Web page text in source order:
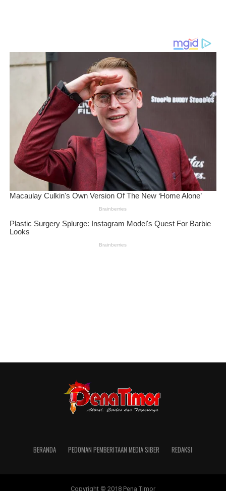
BERANDA PEDOMAN PEMBERITAAN MEDIA SIBER REDAKSI
Copyright © 2018 Pena Timor